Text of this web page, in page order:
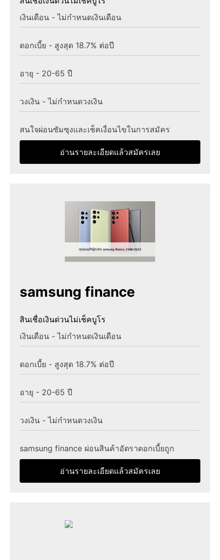
เงินเดือน - ไม่กำหนดเงินเดือน
ดอกเบี้ย - สูงสุด 18.7% ต่อปี
อายุ - 20-65 ปี
วงเงิน - ไม่กำหนดวงเงิน
สนใจผ่อนซัมซุงและเช็คเงื่อนไขในการสมัคร
อ่านรายละเอียดแล้วสมัครเลย
samsung finance
สินเชื่อเงินด่วนไม่เช็คบูโร
เงินเดือน - ไม่กำหนดเงินเดือน
ดอกเบี้ย - สูงสุด 18.7% ต่อปี
อายุ - 20-65 ปี
วงเงิน - ไม่กำหนดวงเงิน
samsung finance ผ่อนสินค้าอัตราดอกเบี้ยถูก
อ่านรายละเอียดแล้วสมัครเลย